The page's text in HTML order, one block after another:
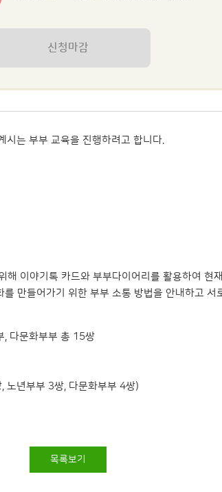
신청마감
시는 부부 교육을 진행하려고 합니다.
이야기톡 카드와 부부다이어리를 활용하여 현
만들어가기 위한 부부 소통 방법을 안내하고 서
, 다문화부부 총 15쌍
노년부부 3쌍, 다문화부부 4쌍)
목록보기